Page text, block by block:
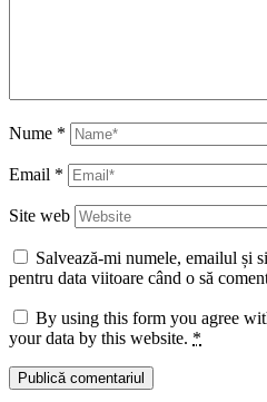
Nume *
Email *
Site web
Salvează-mi numele, emailul și
pentru data viitoare când o să
By using this form you agree
your data by this website. *
Publică comentariul